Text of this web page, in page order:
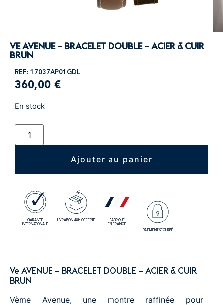
VE AVENUE – BRACELET DOUBLE – ACIER & CUIR
BRUN
REF: 17037AP01GDL
360,00 €
En stock
Ajouter au panier
GARANTIE
INTERNATIONALE
LIVRAISON 48H OFFERTE
FABRIQUÉ
EN FRANCE
PAIEMENT SÉCURISÉ
Ve AVENUE – BRACELET DOUBLE – ACIER & CUIR
BRUN
Vème Avenue, une montre raffinée pour